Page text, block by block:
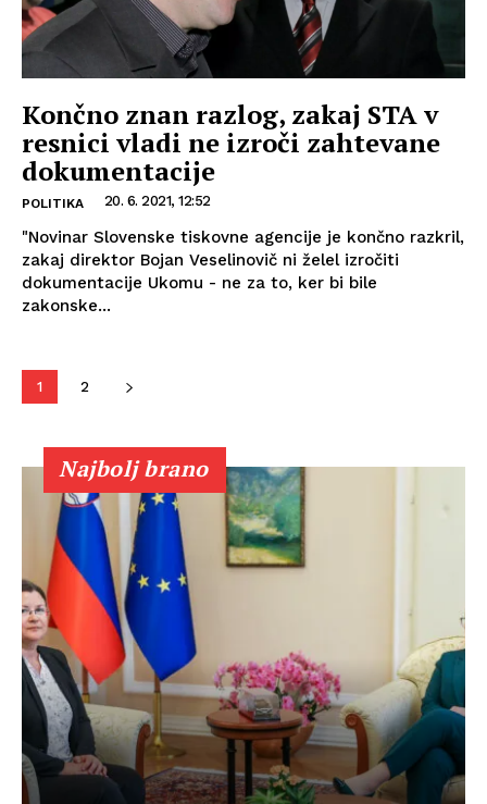
Končno znan razlog, zakaj STA v
resnici vladi ne izroči zahtevane
dokumentacije
POLITIKA 20. 6. 2021, 12:52
"Novinar Slovenske tiskovne agencije je končno razkril,
zakaj direktor Bojan Veselinovič ni želel izročiti
dokumentacije Ukomu - ne za to, ker bi bile
zakonske...
1 2
Najbolj brano